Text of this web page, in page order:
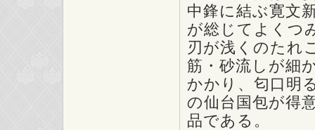
中鋒に結ぶ寛文
が総じてよくつ
刃が浅くのたれ
筋・砂流しが細
かかり、匂口明
の仙台国包が得
品である。